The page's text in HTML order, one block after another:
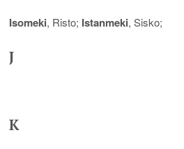
Isomeki, Risto; Istanmeki, Sisko;
J
K